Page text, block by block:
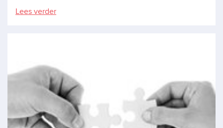
Lees verder